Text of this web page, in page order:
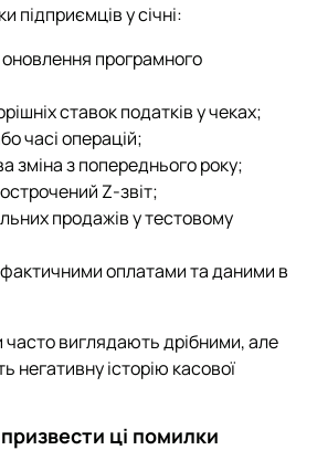
підприємців у січні:
програмного
ставок податків у чеках;
часі операцій;
зміна з попереднього року;
Z-звіт;
продажів у тестовому
фактичними оплатами та даними в
часто виглядають дрібними, але
історію касової
ці помилки